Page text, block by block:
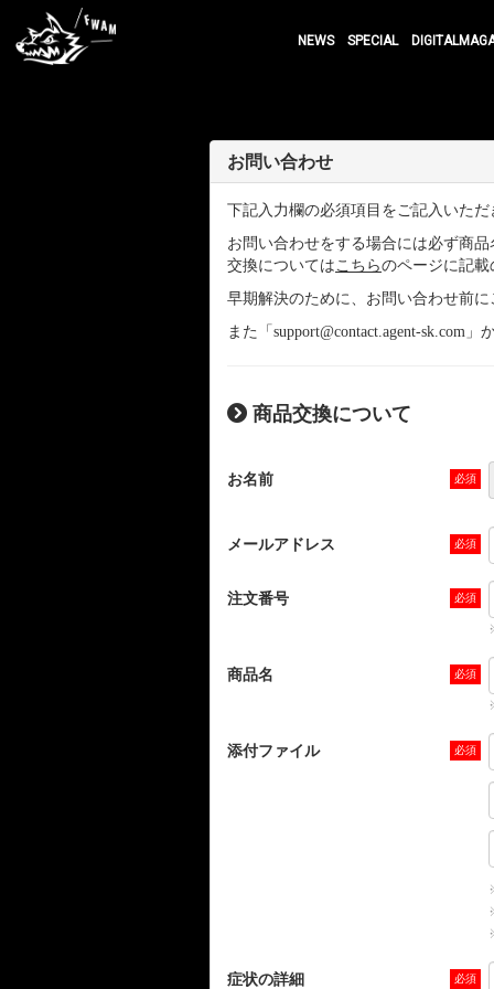
NEWS SPECIAL
お問い合わせ
下記入力欄の必須項目をご記入いた
お問い合わせをする場合には必ず商
交換についてはこちらのページに記
早期解決のために、お問い合わせ前
また「support@contact.agent-sk.com
商品交換について
お名前
メールアドレス
注文番号
商品名
添付ファイル
症状の詳細